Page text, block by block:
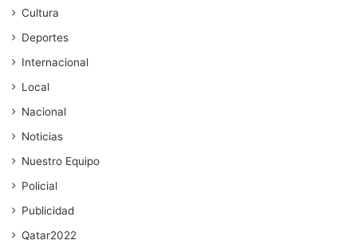
Cultura
Deportes
Internacional
Local
Nacional
Noticias
Nuestro Equipo
Policial
Publicidad
Qatar2022